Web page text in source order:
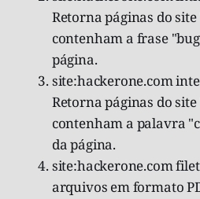
Retorna páginas do
contenham a frase
página.
site:hackerone.com
Retorna páginas do
contenham a palavra
da página.
site:hackerone.com
arquivos em formato